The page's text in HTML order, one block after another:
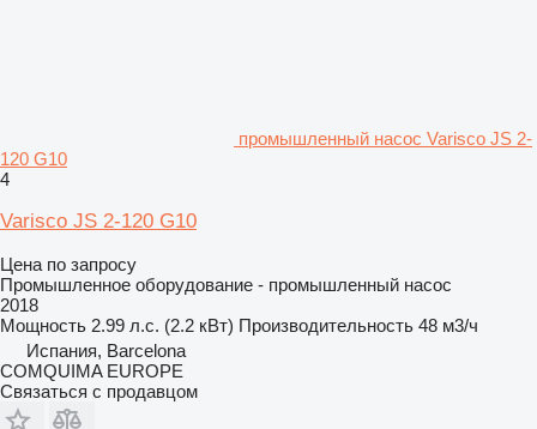
промышленный насос Varisco JS 2-
120 G10
4
Varisco JS 2-120 G10
Цена по запросу
Промышленное оборудование - промышленный насос
2018
Мощность 2.99 л.с. (2.2 кВт) Производительность 48 м3/ч
Испания, Barcelona
COMQUIMA EUROPE
Связаться с продавцом